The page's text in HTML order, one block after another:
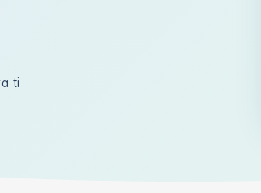
ti